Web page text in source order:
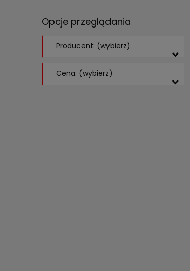
Opcje przeglądania
Producent: (wybierz)
Cena: (wybierz)